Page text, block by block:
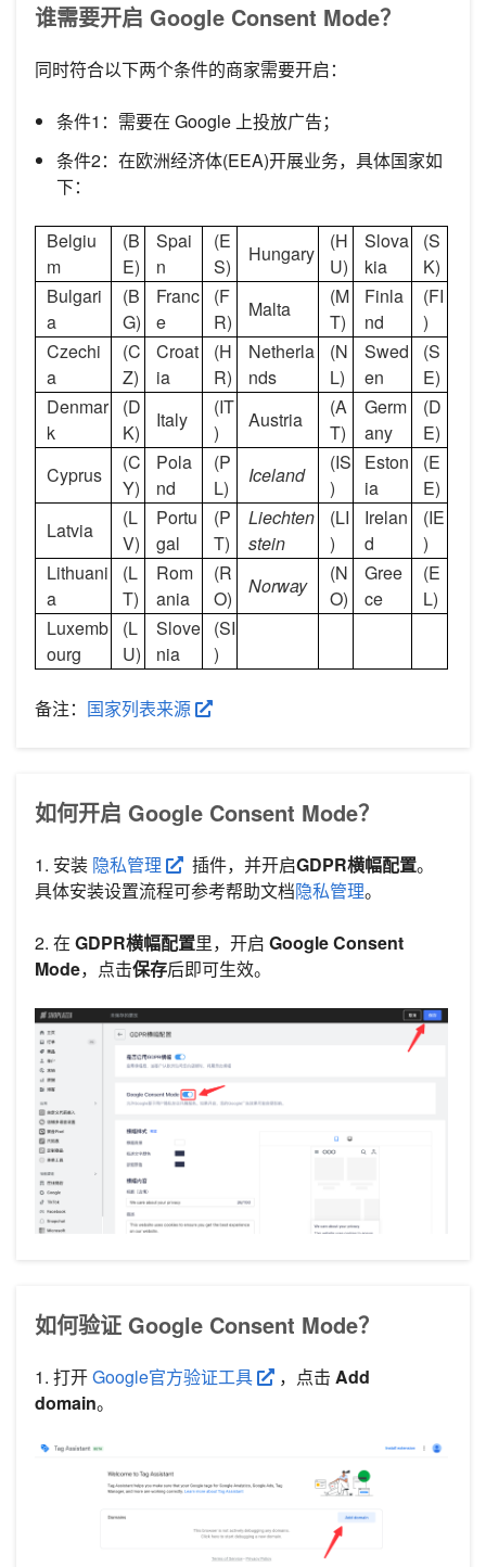
谁需要开启 Google Consent Mode？
同时符合以下两个条件的商家需要开启：
条件1：需要在 Google 上投放广告；
条件2：在欧洲经济体(EEA)开展业务，具体国家如
下：
Belgiu
m
(B
E)
Spai
n
(E
S)
Hungary
(H
U)
Slova
kia
(S
K)
Bulgari
a
(B
G)
Franc
e
(F
R)
Malta
(M
T)
Finla
nd
(FI
)
Czechi
a
(C
Z)
Croat
ia
(H
R)
Netherla
nds
(N
L)
Swed
en
(S
E)
Denmar
k
(D
K)
Italy
(IT
)
Austria
(A
T)
Germ
any
(D
E)
Cyprus
(C
Y)
Pola
nd
(P
L)
Iceland
(IS
)
Eston
ia
(E
E)
Latvia
(L
V)
Portu
gal
(P
T)
Liechten
stein
(LI
)
Irelan
d
(IE
)
Lithuani
a
(L
T)
Rom
ania
(R
O)
Norway
(N
O)
Gree
ce
(E
L)
Luxemb
ourg
(L
U)
Slove
nia
(SI
)
备注： 国家列表来源
如何开启 Google Consent Mode？
1. 安装 隐私管理 插件，并开启GDPR横幅配置。
具体安装设置流程可参考帮助文档隐私管理。
2. 在 GDPR横幅配置里，开启 Google Consent
Mode，点击保存后即可生效。
如何验证 Google Consent Mode？
1. 打开Google官方验证工具 ，点击 Add
domain。